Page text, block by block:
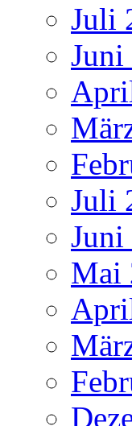
Juli
Juni
Juli
Juni
Mai